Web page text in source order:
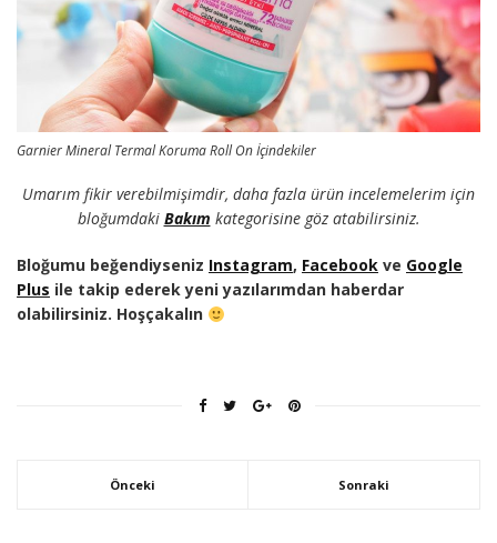
Garnier Mineral Termal Koruma Roll On İçindekiler
Umarım fikir verebilmişimdir, daha fazla ürün incelemelerim için
bloğumdaki Bakım kategorisine göz atabilirsiniz.
Bloğumu beğendiyseniz Instagram, Facebook ve Google
Plus ile takip ederek yeni yazılarımdan haberdar
olabilirsiniz. Hoşçakalın
Önceki Sonraki